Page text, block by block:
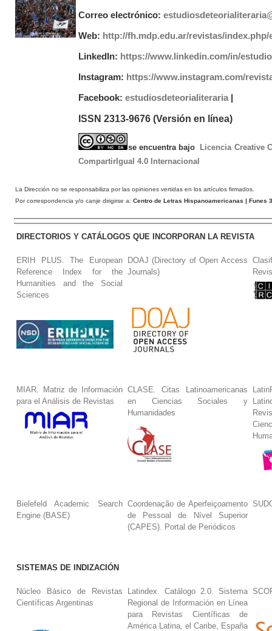
Correo electrónico:
Web: http://fh.mdp.edu.ar/revistas/index.php/
LinkedIn: https://www.linkedin.com/in/
Instagram: https://www.instagram.com/
Facebook: estudiosdeteorialiteraria|
ISSN 2313-9676 (Versión en línea)
se encuentra bajo
Licencia Creative
CompartirIgual 4.0 Internacional
La Dirección no se responsabiliza por las opiniones vertidas en los artículos firmados.
Por correspondencia y/o canje dirigirse a: Centro de Letras Hispanoamericanas | Funes
DIRECTORIOS Y CATÁLOGOS QUE INCORPORAN LA REVISTA
ERIH PLUS. The European
Reference Index for the
Humanities and the Social
Sciences
DOAJ (Directory of Open Access
Journals)
MIAR. Matriz de Información
para el Análisis de Revistas
CLASE. Citas Latinoamericanas
en Ciencias Sociales y
Humanidades
Bielefeld Academic Search
Engine (BASE)
Coordenação de Aperfeiçoamento
de Pessoal de Nível Superior
(CAPES). Portal de Periódicos
SISTEMAS DE INDIZACIÓN
Núcleo Básico de Revistas
Científicas Argentinas
Latindex. Catálogo 2.0. Sistema
Regional de Información en Línea
para Revistas Científicas de
América Latina, el Caribe, España